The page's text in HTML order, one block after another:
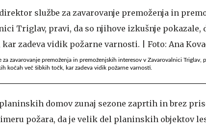
zavarovanje premoženja in premoženjskih interesov v Zavarovalnici Triglav,
kočah več šibkih točk, kar zadeva vidik požarne varnosti.
planinskih domov zunaj sezone zaprtih in brez
požara, da je velik del planinskih objektov